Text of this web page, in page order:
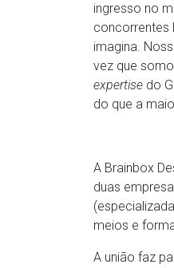
ingresso no
concorrentes
imagina.
vez que
expertise do
do que a
A Brainbox
duas
meios e
A união faz